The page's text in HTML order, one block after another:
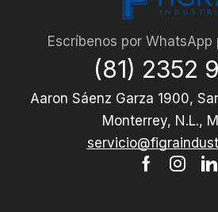
Escríbenos por
(81) 2352
Aaron Sáenz Garza 1900,
Monterrey, N.L.,